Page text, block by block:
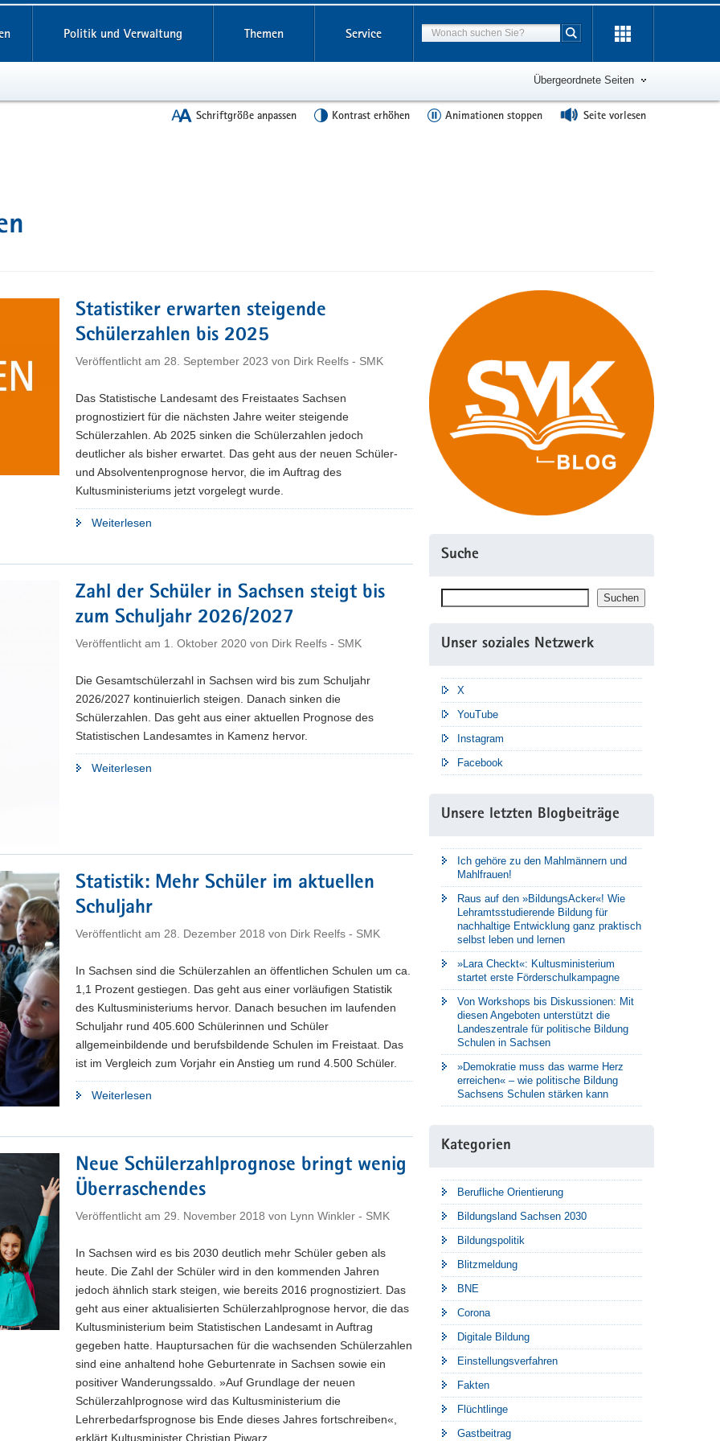
Politik und Verwaltung Themen Service Suchbegriff
Suche starten
Übergeordnete Seiten
Schriftgröße anpassen Kontrast erhöhen Animationen stoppen Seite vorlesen
Statistiker erwarten steigende
Schülerzahlen bis 2025
Veröffentlicht am 28. September 2023 von Dirk Reelfs - SMK
Das Statistische Landesamt des Freistaates Sachsen
prognostiziert für die nächsten Jahre weiter steigende
Schülerzahlen. Ab 2025 sinken die Schülerzahlen jedoch
deutlicher als bisher erwartet. Das geht aus der neuen Schüler-
und Absolventenprognose hervor, die im Auftrag des
Kultusministeriums jetzt vorgelegt wurde.
Weiterlesen
bis
2025"
Zahl der Schüler in Sachsen steigt bis
zum Schuljahr 2026/2027
Veröffentlicht am 1. Oktober 2020 von Dirk Reelfs - SMK
Die Gesamtschülerzahl in Sachsen wird bis zum Schuljahr
2026/2027 kontinuierlich steigen. Danach sinken die
Schülerzahlen. Das geht aus einer aktuellen Prognose des
Statistischen Landesamtes in Kamenz hervor.
Weiterlesen
steigt
bis
2026/2027"
Statistik: Mehr Schüler im aktuellen
Schuljahr
Veröffentlicht am 28. Dezember 2018 von Dirk Reelfs - SMK
In Sachsen sind die Schülerzahlen an öffentlichen Schulen um ca.
1,1 Prozent gestiegen. Das geht aus einer vorläufigen Statistik
des Kultusministeriums hervor. Danach besuchen im laufenden
Schuljahr rund 405.600 Schülerinnen und Schüler
allgemeinbildende und berufsbildende Schulen im Freistaat. Das
ist im Vergleich zum Vorjahr ein Anstieg um rund 4.500 Schüler.
Weiterlesen
aktuellen
Schuljahr"
Neue Schülerzahlprognose bringt wenig
Überraschendes
Veröffentlicht am 29. November 2018 von Lynn Winkler - SMK
In Sachsen wird es bis 2030 deutlich mehr Schüler geben als
heute. Die Zahl der Schüler wird in den kommenden Jahren
jedoch ähnlich stark steigen, wie bereits 2016 prognostiziert. Das
geht aus einer aktualisierten Schülerzahlprognose hervor, die das
Kultusministerium beim Statistischen Landesamt in Auftrag
gegeben hatte. Hauptursachen für die wachsenden Schülerzahlen
sind eine anhaltend hohe Geburtenrate in Sachsen sowie ein
positiver Wanderungssaldo. »Auf Grundlage der neuen
Schülerzahlprognose wird das Kultusministerium die
Lehrerbedarfsprognose bis Ende dieses Jahres fortschreiben«,
erklärt Kultusminister Christian Piwarz.
Suche
Suchen Suchen
Unser soziales Netzwerk
X
YouTube
Instagram
Facebook
Unsere letzten Blogbeiträge
Ich gehöre zu den Mahlmännern und
Mahlfrauen!
Raus auf den »BildungsAcker«! Wie
Lehramtsstudierende Bildung für
nachhaltige Entwicklung ganz praktisch
selbst leben und lernen
»Lara Checkt«: Kultusministerium
startet erste Förderschulkampagne
Von Workshops bis Diskussionen: Mit
diesen Angeboten unterstützt die
Landeszentrale für politische Bildung
Schulen in Sachsen
»Demokratie muss das warme Herz
erreichen« – wie politische Bildung
Sachsens Schulen stärken kann
Kategorien
Berufliche Orientierung
Bildungsland Sachsen 2030
Bildungspolitik
Blitzmeldung
BNE
Corona
Digitale Bildung
Einstellungsverfahren
Fakten
Flüchtlinge
Gastbeitrag